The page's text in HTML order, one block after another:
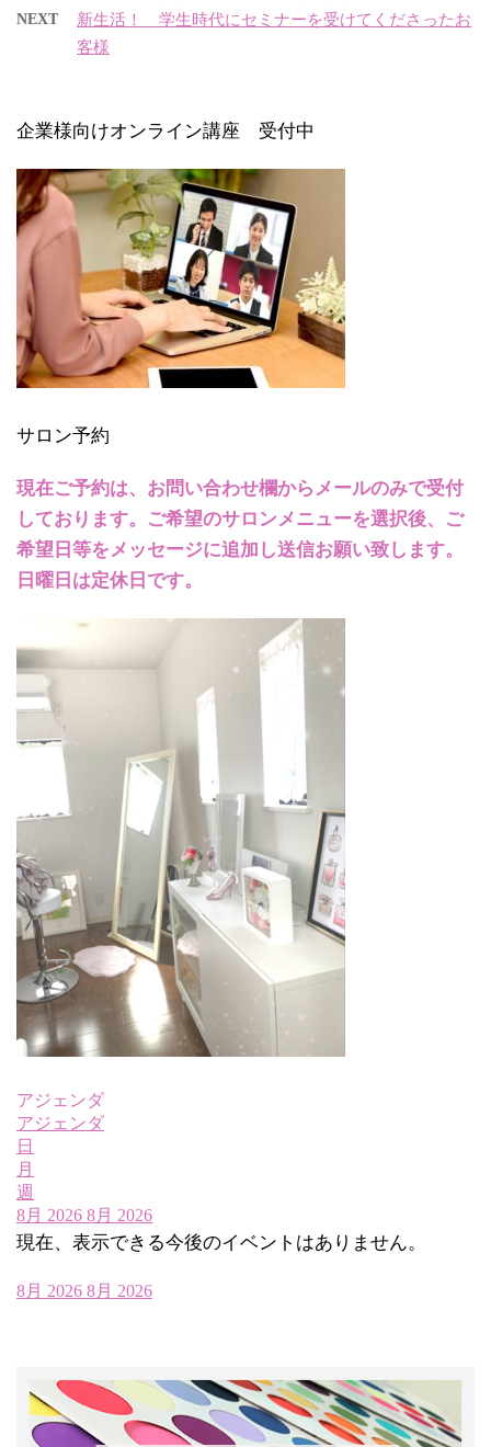
NEXT
新生活！ 学生時代にセミナーを受けてくださったお
客様
企業様向けオンライン講座 受付中
サロン予約
現在ご予約は、お問い合わせ欄からメールのみで受付
しております。ご希望のサロンメニューを選択後、ご
希望日等をメッセージに追加し送信お願い致します。
日曜日は定休日です。
アジェンダ
アジェンダ
日
月
週
8月 2026 8月 2026
現在、表示できる今後のイベントはありません。
8月 2026 8月 2026